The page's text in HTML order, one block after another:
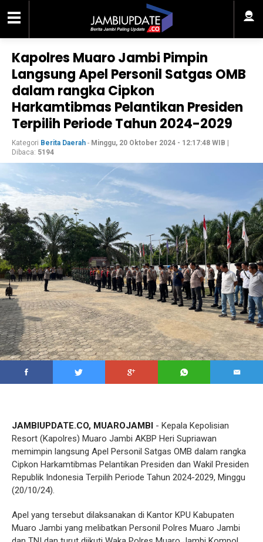
Kapolres Muaro Jambi Pimpin
Langsung Apel Personil Satgas OMB
dalam rangka Cipkon
Harkamtibmas Pelantikan Presiden
Terpilih Periode Tahun 2024-2029
Kategori Berita Daerah - Minggu, 20 Oktober 2024 - 12:17:48 WIB
Dibaca: 5194
JAMBIUPDATE.CO, MUAROJAMBI - Kepala Kepolisian
Resort (Kapolres) Muaro Jambi AKBP Heri Supriawan
memimpin langsung Apel Personil Satgas OMB dalam rangka
Cipkon Harkamtibmas Pelantikan Presiden dan Wakil Presiden
Republik Indonesia Terpilih Periode Tahun 2024-2029, Minggu
(20/10/24).
Apel yang tersebut dilaksanakan di Kantor KPU Kabupaten
Muaro Jambi yang melibatkan Personil Polres Muaro Jambi